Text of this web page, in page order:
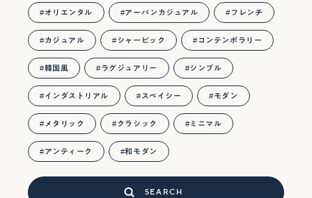
オリエンタル アーバンカジュアル フレンチ
カジュアル シャービック コンテンポラリー
韓国風 ラグジュアリー シンプル
インダストリアル スペイシー モダン
メタリック クラシック ミニマル
アンティーク 和モダン
SEARCH